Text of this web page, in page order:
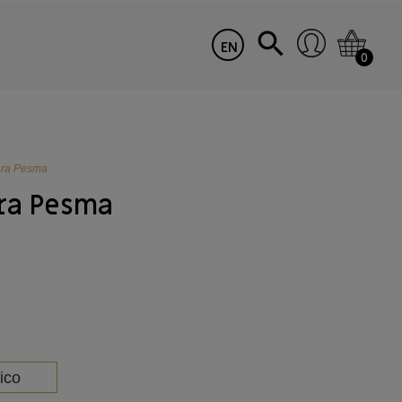
EN 0
Pesma
Pesma